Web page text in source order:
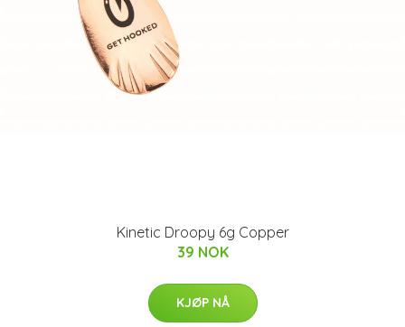
Kinetic Droopy 6g Copper
39 NOK
KJØP NÅ